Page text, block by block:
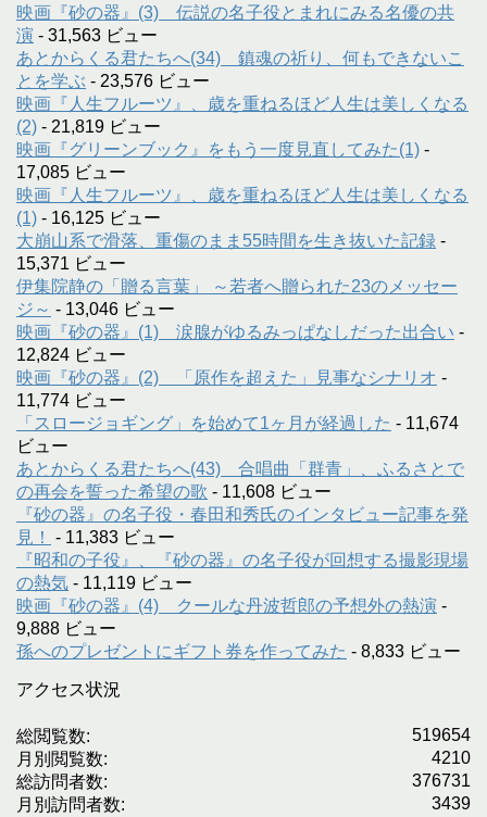
映画『砂の器』(3) 伝説の名子役とまれにみる名優の共
演 - 31,563 ビュー
あとからくる君たちへ(34) 鎮魂の祈り、何もできないこ
とを学ぶ - 23,576 ビュー
映画『人生フルーツ』、歳を重ねるほど人生は美しくなる
(2) - 21,819 ビュー
映画『グリーンブック』をもう一度見直してみた(1) -
17,085 ビュー
映画『人生フルーツ』、歳を重ねるほど人生は美しくなる
(1) - 16,125 ビュー
大崩山系で滑落、重傷のまま55時間を生き抜いた記録 -
15,371 ビュー
伊集院静の「贈る言葉」 ～若者へ贈られた23のメッセー
ジ～ - 13,046 ビュー
映画『砂の器』(1) 涙腺がゆるみっぱなしだった出合い -
12,824 ビュー
映画『砂の器』(2) 「原作を超えた」見事なシナリオ -
11,774 ビュー
「スロージョギング」を始めて1ヶ月が経過した - 11,674
ビュー
あとからくる君たちへ(43) 合唱曲「群青」、ふるさとで
の再会を誓った希望の歌 - 11,608 ビュー
『砂の器』の名子役・春田和秀氏のインタビュー記事を発
見！
- 11,383 ビュー
『昭和の子役』、『砂の器』の名子役が回想する撮影現場
の熱気 - 11,119 ビュー
映画『砂の器』(4) クールな丹波哲郎の予想外の熱演 -
9,888 ビュー
孫へのプレゼントにギフト券を作ってみた - 8,833 ビュー
アクセス状況
519654
総閲覧数:
4210
月別閲覧数:
376731
総訪問者数:
3439
月別訪問者数: